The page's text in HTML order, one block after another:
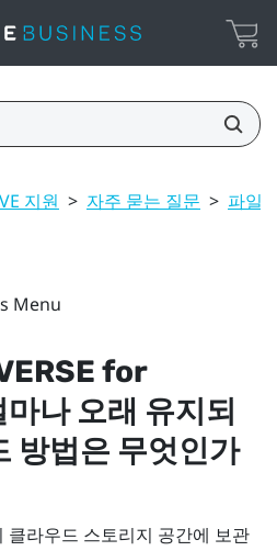
지원 > 자주 묻는 질문 > 파일
Menu
for
마나 오래 유지되
방법은 무엇인가
클라우드 스토리지 공간에 보관